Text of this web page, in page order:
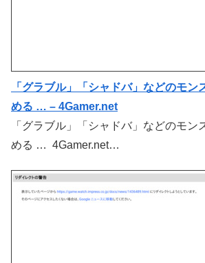
「グラブル」「シャドバ」などのモン
める … – 4Gamer.net
「グラブル」「シャドバ」などのモン
める … 4Gamer.net…